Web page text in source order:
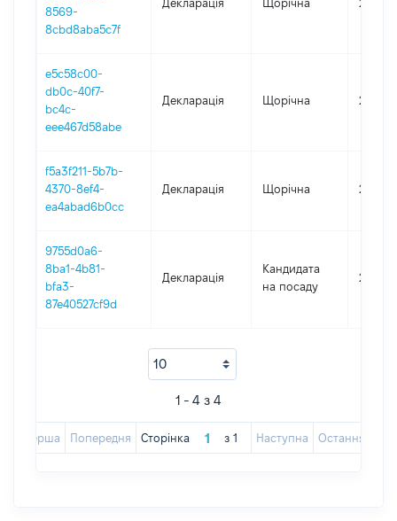
8569-
8cbd8aba5c7f
Декларація Щорічна 2025
e5c58c00-
db0c-40f7-
bc4c-
eee467d58abe
Декларація Щорічна 2024
f5a3f211-5b7b-
4370-8ef4-
ea4abad6b0cc
Декларація Щорічна 2023
9755d0a6-
8ba1-4b81-
bfa3-
87e40527cf9d
Декларація
Кандидата
на посаду
2022
1 - 4 з 4
Перша Попередня Сторінка з 1 Наступна Остання